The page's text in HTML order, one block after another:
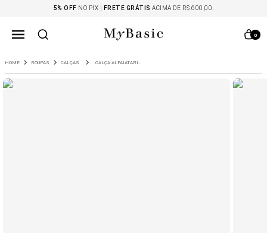
5% OFF NO PIX | FRETE GRÁTIS ACIMA DE R$ 600,00.
0
ROUPAS CALÇAS CALÇA ALFAIATARIA RETA CASCADE FENDI